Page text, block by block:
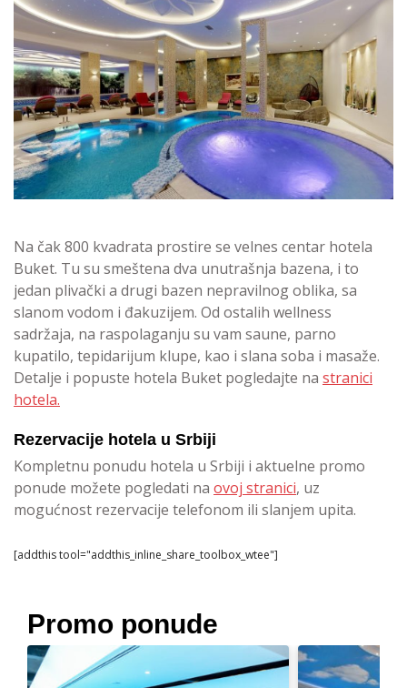
Na čak 800 kvadrata prostire se velnes centar hotela
Buket. Tu su smeštena dva unutrašnja bazena, i to
jedan plivački a drugi bazen nepravilnog oblika, sa
slanom vodom i đakuzijem. Od ostalih wellness
sadržaja, na raspolaganju su vam saune, parno
kupatilo, tepidarijum klupe, kao i slana soba i masaže.
Detalje i popuste hotela Buket pogledajte na stranici
hotela.
Rezervacije hotela u Srbiji
Kompletnu ponudu hotela u Srbiji i aktuelne promo
ponude možete pogledati na ovoj stranici, uz
mogućnost rezervacije telefonom ili slanjem upita.
[addthis tool="addthis_inline_share_toolbox_wtee"]
Promo ponude